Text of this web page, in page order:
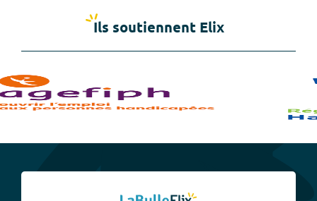
Ils soutiennent Elix